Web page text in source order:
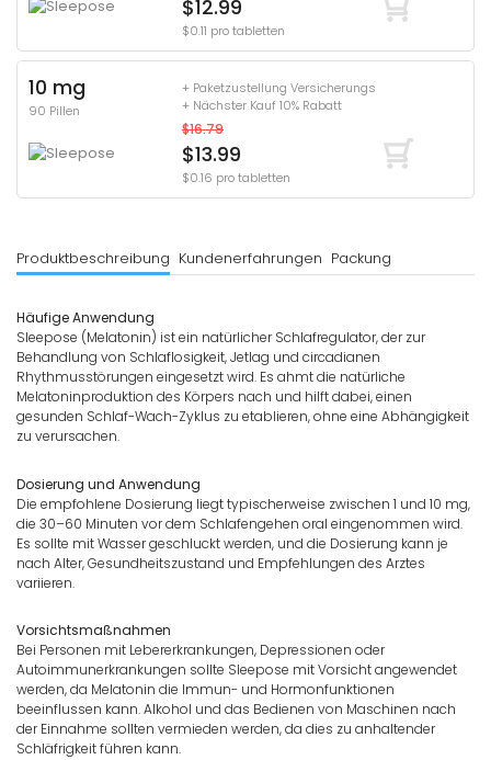
$12.99
$0.11 pro tabletten
10 mg
90 Pillen
+ Paketzustellung Versicherungs
+ Nächster Kauf 10% Rabatt
$16.79
$13.99
$0.16 pro tabletten
Produktbeschreibung Kundenerfahrungen Packung
Häufige Anwendung
Sleepose (Melatonin) ist ein natürlicher Schlafregulator, der zur
Behandlung von Schlaflosigkeit, Jetlag und circadianen
Rhythmusstörungen eingesetzt wird. Es ahmt die natürliche
Melatoninproduktion des Körpers nach und hilft dabei, einen
gesunden Schlaf-Wach-Zyklus zu etablieren, ohne eine Abhängigkeit
zu verursachen.
Dosierung und Anwendung
Die empfohlene Dosierung liegt typischerweise zwischen 1 und 10 mg,
die 30–60 Minuten vor dem Schlafengehen oral eingenommen wird.
Es sollte mit Wasser geschluckt werden, und die Dosierung kann je
nach Alter, Gesundheitszustand und Empfehlungen des Arztes
variieren.
Vorsichtsmaßnahmen
Bei Personen mit Lebererkrankungen, Depressionen oder
Autoimmunerkrankungen sollte Sleepose mit Vorsicht angewendet
werden, da Melatonin die Immun- und Hormonfunktionen
beeinflussen kann. Alkohol und das Bedienen von Maschinen nach
der Einnahme sollten vermieden werden, da dies zu anhaltender
Schläfrigkeit führen kann.